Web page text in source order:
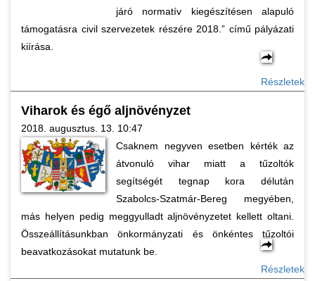
járó normatív kiegészítésen alapuló
támogatásra civil szervezetek részére 2018.” című pályázati
kiírása.
Részletek
Viharok és égő aljnövényzet
2018. augusztus. 13. 10:47
Csaknem negyven esetben kérték az
átvonuló vihar miatt a tűzoltók
segítségét tegnap kora délután
Szabolcs-Szatmár-Bereg megyében,
más helyen pedig meggyulladt aljnövényzetet kellett oltani.
Összeállításunkban önkormányzati és önkéntes tűzoltói
beavatkozásokat mutatunk be.
Részletek